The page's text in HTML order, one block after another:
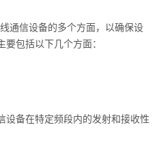
信设备的多个方面，以确保设
包括以下几个方面：
备在特定频段内的发射和接收性